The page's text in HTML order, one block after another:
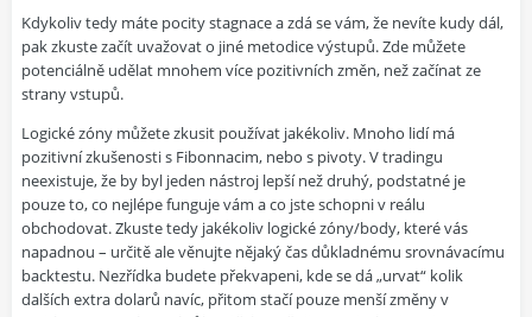
Kdykoliv tedy máte pocity stagnace a zdá se vám, že nevíte kudy dál,
pak zkuste začít uvažovat o jiné metodice výstupů. Zde můžete
potenciálně udělat mnohem více pozitivních změn, než začínat ze
strany vstupů.
Logické zóny můžete zkusit používat jakékoliv. Mnoho lidí má
pozitivní zkušenosti s Fibonnacim, nebo s pivoty. V tradingu
neexistuje, že by byl jeden nástroj lepší než druhý, podstatné je
pouze to, co nejlépe funguje vám a co jste schopni v reálu
obchodovat. Zkuste tedy jakékoliv logické zóny/body, které vás
napadnou – určitě ale věnujte nějaký čas důkladnému srovnávacímu
backtestu. Nezřídka budete překvapeni, kde se dá „urvat“ kolik
dalších extra dolarů navíc, přitom stačí pouze menší změny v